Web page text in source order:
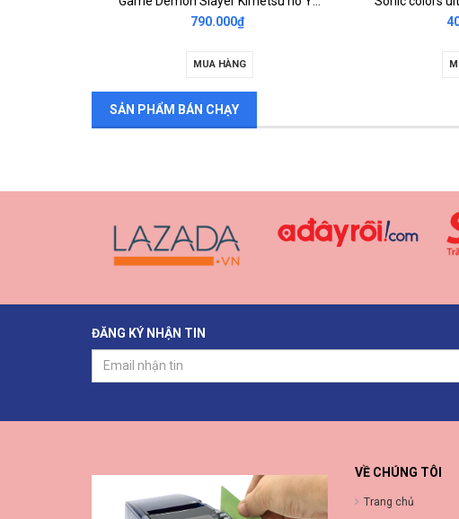
790.000₫
MUA HÀNG
SẢN PHẨM BÁN CHẠY
ĐĂNG KÝ NHẬN TIN
VỀ CHÚNG TÔI
Trang chủ